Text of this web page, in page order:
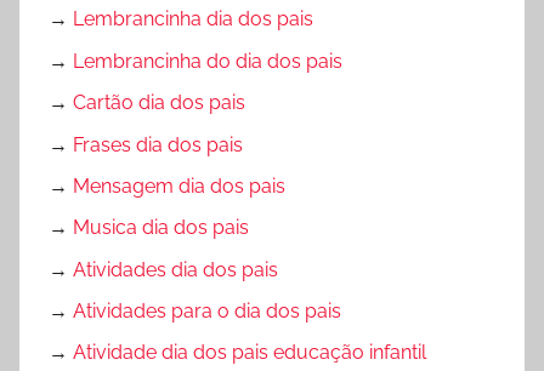
→ Lembrancinha dia dos pais
→ Lembrancinha do dia dos pais
→ Cartão dia dos pais
→ Frases dia dos pais
→ Mensagem dia dos pais
→ Musica dia dos pais
→ Atividades dia dos pais
→ Atividades para o dia dos pais
→ Atividade dia dos pais educação infantil